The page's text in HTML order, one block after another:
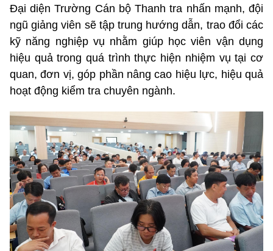
Đại diện Trường Cán bộ Thanh tra nhấn mạnh, đội
ngũ giảng viên sẽ tập trung hướng dẫn, trao đổi các
kỹ năng nghiệp vụ nhằm giúp học viên vận dụng
hiệu quả trong quá trình thực hiện nhiệm vụ tại cơ
quan, đơn vị, góp phần nâng cao hiệu lực, hiệu quả
hoạt động kiểm tra chuyên ngành.